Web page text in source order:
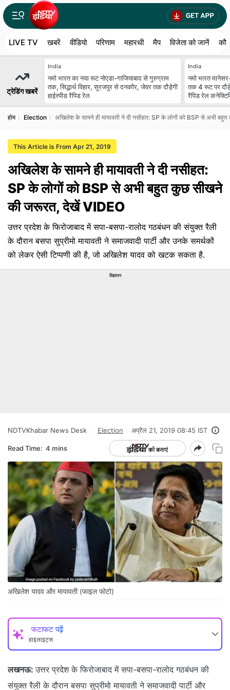
LIVE TV खबरें वीडियो परिणाम महारथी मैप विजेता को जानें
ट्रेडिंग खबरें
India
नमो भारत का नया रूट नोएडा-गाजियाबाद से गुरुग्राम
तक, सिद्धार्थ विहार, सूरजपुर से दनकौर, जेवर तक दौड़ेगी
हाईस्पीड रैपिड रेल
India
नमो भारत
तक 4 रूट पर
रैपिड रेल
होम Election अखिलेश के सामने ही मायावती ने दी नसीहत: SP के लोगों को BSP से अभी
This Article is From Apr 21, 2019
अखिलेश के सामने ही मायावती ने दी नसीहत:
SP के लोगों को BSP से अभी बहुत कुछ सीखने
की जरूरत, देखें VIDEO
उत्तर प्रदेश के फिरोजाबाद में सपा-बसपा-रालोद गठबंधन की संयुक्त रैली
के दौरान बसपा सुप्रीमो मायावती ने समाजवादी पार्टी और उनके समर्थकों
को लेकर ऐसी टिप्पणी की है, जो अखिलेश यादव को खटक सकता है.
विज्ञापन
NDTVKhabar News Desk Election अप्रैल 21, 2019 08:45 IST
Read Time: 4 mins
अखिलेश यादव और मायावती (फाइल फोटो)
फटाफट पढ़ें
हाइलाइट्स
लखनऊ: उत्तर प्रदेश के फिरोजाबाद में सपा-बसपा-रालोद गठबंधन की
संयुक्त रैली के दौरान बसपा सुप्रीमो मायावती ने समाजवादी पार्टी और